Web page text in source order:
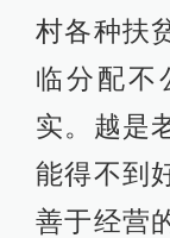
村各种扶
临分配不
实。越是
能得不到
善于经营